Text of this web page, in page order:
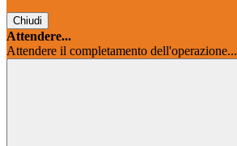
Chiudi
Attendere...
Attendere il completamento dell'operazione...